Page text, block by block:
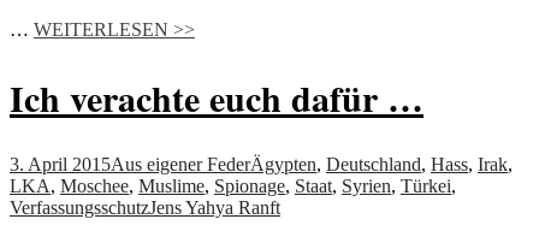
… WEITERLESEN >>
Ich verachte euch dafür …
3. April 2015Aus eigener FederÄgypten, Deutschland, Hass, Irak,
LKA, Moschee, Muslime, Spionage, Staat, Syrien, Türkei,
VerfassungsschutzJens Yahya Ranft